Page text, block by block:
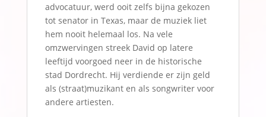
advocatuur, werd ooit zelfs bijna gekozen
tot senator in Texas, maar de muziek liet
hem nooit helemaal los. Na vele
omzwervingen streek David op latere
leeftijd voorgoed neer in de historische
stad Dordrecht. Hij verdiende er zijn geld
als (straat)muzikant en als songwriter voor
andere artiesten.